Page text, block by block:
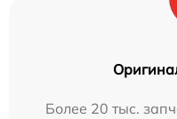
Более 20 тыс.